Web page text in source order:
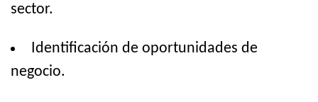
sector.
Identificación de oportunidades de
negocio.